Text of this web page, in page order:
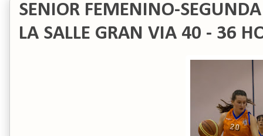
SENIOR FEMENINO-
LA SALLE GRAN VIA 40 - 36